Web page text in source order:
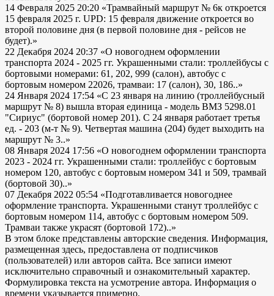
14 Февраля 2025 20:20 «Трамвайный маршрут № 6к откроется
15 февраля 2025 г. UPD: 15 февраля движение откроется во
второй половине дня (в первой половине дня - рейсов не
будет).»
22 Декабря 2024 20:37 «О новогоднем оформлении
транспорта 2024 - 2025 гг. Украшенными стали: троллейбусы с
бортовыми номерами: 61, 202, 999 (салон), автобус с
бортовым номером 22026, трамваи: 17 (салон), 30, 186..»
24 Января 2024 17:54 «С 23 января на линию (троллейбусный
маршрут № 8) вышла вторая единица - модель ВМЗ 5298.01
"Сириус" (бортовой номер 201). С 24 января работает третья
ед. - 203 (м-т № 9). Четвертая машина (204) будет выходить на
маршрут № 3..»
08 Января 2024 17:56 «О новогоднем оформлении транспорта
2023 - 2024 гг. Украшенными стали: троллейбус с бортовым
номером 120, автобус с бортовым номером 341 и 509, трамвай
(бортовой 30)..»
07 Декабря 2022 05:54 «Подготавливается новогоднее
оформление транспорта. Украшенными станут троллейбус с
бортовым номером 114, автобус с бортовым номером 509.
Трамваи также украсят (бортовой 172)..»
В этом блоке представлены авторские сведения. Информация,
размещенная здесь, предоставлена от подписчиков
(пользователей) или авторов сайта. Все записи имеют
исключительно справочный и ознакомительный характер.
Формулировка текста на усмотрение автора. Информация о
времени указывается примерно.